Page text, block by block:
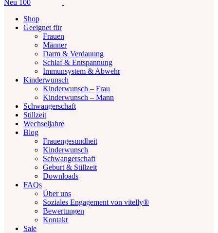
Shop
Geeignet für
Frauen
Männer
Darm & Verdauung
Schlaf & Entspannung
Immunsystem & Abwehr
Kinderwunsch
Kinderwunsch – Frau
Kinderwunsch – Mann
Schwangerschaft
Stillzeit
Wechseljahre
Blog
Frauengesundheit
Kinderwunsch
Schwangerschaft
Geburt & Stillzeit
Downloads
FAQs
Über uns
Soziales Engagement von vitelly®
Bewertungen
Kontakt
Sale